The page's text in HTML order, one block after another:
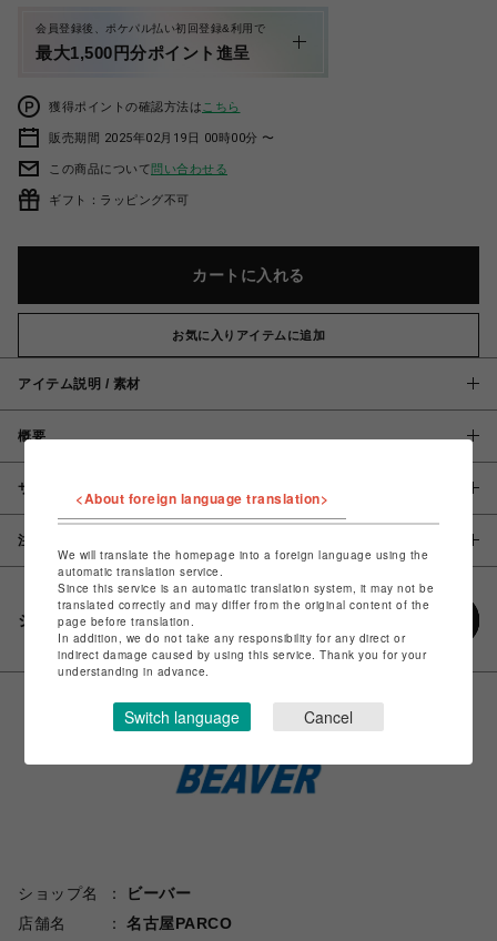
会員登録後、ポケパル払い初回登録&利用で
最大1,500円分ポイント進呈
獲得ポイントの確認方法は こちら
販売期間 2025年02月19日 00時00分 〜
この商品について問い合わせる
ギフト：ラッピング不可
カートに入れる
お気に入りアイテムに追加
アイテム説明 / 素材
概要
サイズ
注意事項
シェアする
ショップ名
ビーバー
店舗名
名古屋PARCO
<About foreign language translation>
We will translate the homepage into a foreign language using the
automatic translation service.
Since this service is an automatic translation system, it may not be
translated correctly and may differ from the original content of the
page before translation.
In addition, we do not take any responsibility for any direct or
indirect damage caused by using this service. Thank you for your
understanding in advance.
Switch language Cancel